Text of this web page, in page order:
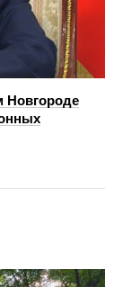
Новгороде